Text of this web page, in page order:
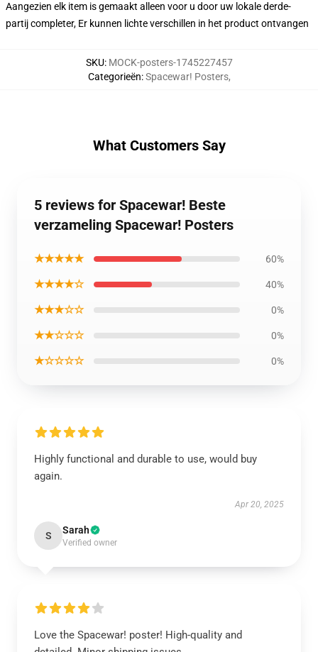
Aangezien elk item is gemaakt alleen voor u door uw lokale derde-
partij completer, Er kunnen lichte verschillen in het product ontvangen
SKU: MOCK-posters-1745227457
Categorieën:Spacewar! Posters,
What Customers Say
5 reviews for Spacewar! Beste
verzameling Spacewar! Posters
★★★★★ 60%
★★★★☆ 40%
★★★☆☆ 0%
★★☆☆☆ 0%
★☆☆☆☆ 0%
Highly functional and durable to use, would buy
again.
Apr 20, 2025
S Sarah
Verified owner
Love the Spacewar! poster! High-quality and